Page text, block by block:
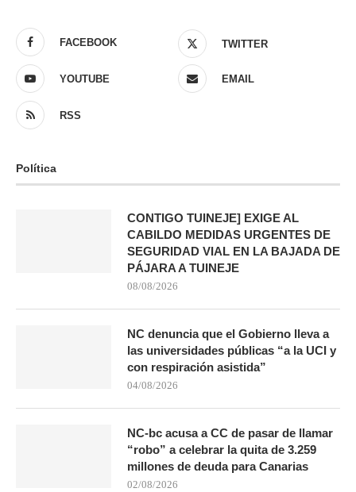
FACEBOOK TWITTER
YOUTUBE EMAIL
RSS
Política
CONTIGO TUINEJE] EXIGE AL
CABILDO MEDIDAS URGENTES DE
SEGURIDAD VIAL EN LA BAJADA DE
PÁJARA A TUINEJE
08/08/2026
NC denuncia que el Gobierno lleva a
las universidades públicas “a la UCI y
con respiración asistida”
04/08/2026
NC-bc acusa a CC de pasar de llamar
“robo” a celebrar la quita de 3.259
millones de deuda para Canarias
02/08/2026